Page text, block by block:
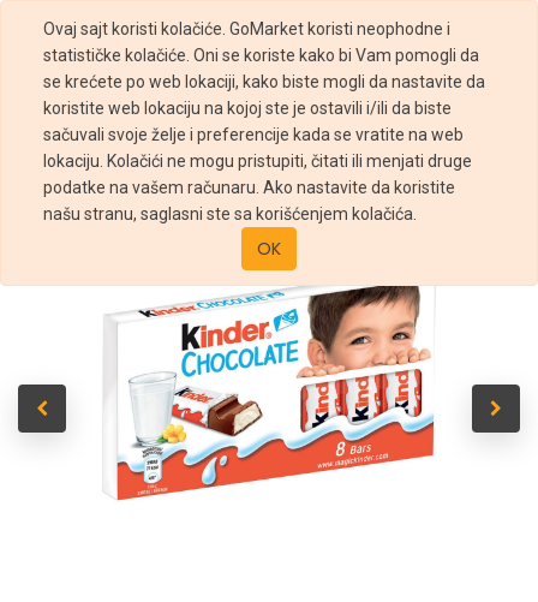
Ovaj sajt koristi kolačiće. GoMarket koristi neophodne i
statističke kolačiće. Oni se koriste kako bi Vam pomogli da
se krećete po web lokaciji, kako biste mogli da nastavite da
koristite web lokaciju na kojoj ste je ostavili i/ili da biste
sačuvali svoje želje i preferencije kada se vratite na web
lokaciju. Kolačići ne mogu pristupiti, čitati ili menjati druge
podatke na vašem računaru. Ako nastavite da koristite
našu stranu, saglasni ste sa korišćenjem kolačića.
OK
Prodavnica Kinder čokolada 100g